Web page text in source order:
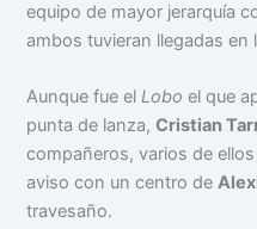
equipo de mayor jerarquía
ambos tuvieran llegadas en
Aunque fue elLobo el que
punta de lanza,Cristian
compañeros, varios de
aviso con un centro de
travesaño.